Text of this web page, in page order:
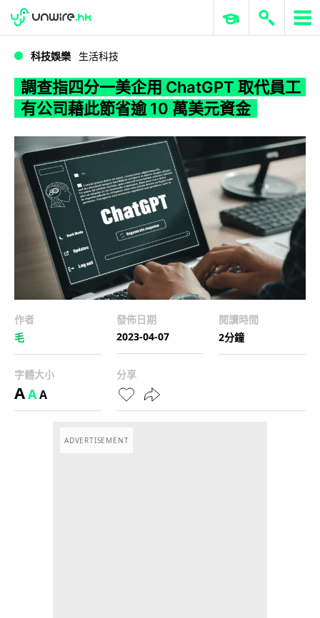
WWDC 2026 ERP 與商業 AI
科技娛樂 生活科技
調查指四分一美企用 ChatGPT 取代員工
有公司藉此節省逾 10 萬美元資金
作者
毛
發佈日期
2023-04-07
閱讀時間
2分鐘
字體大小
AAA
分享
ADVERTISEMENT